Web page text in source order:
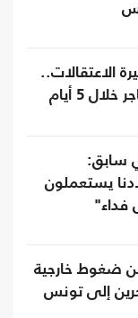
الاعتقالات..
سابق:
يستعملون
فداء"
ضغوط خارجية
إلى تونس